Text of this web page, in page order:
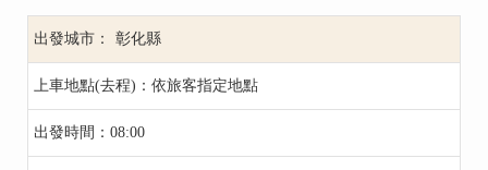
彰化縣
依旅客指定地點
08:00